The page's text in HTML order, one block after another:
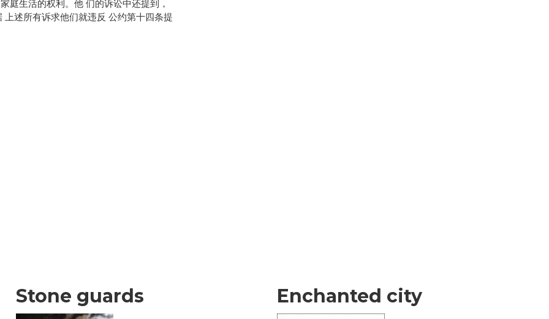
庭生活的权利。他 们的诉讼中还提到，
述所有诉求他们就违反 公约第十四条提
Stone guards Enchanted city